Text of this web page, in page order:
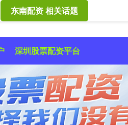
深圳股票配资平台
东南配资 相关话题